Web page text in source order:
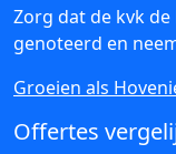
Zorg dat de kvk
genoteerd en
Groeien als
Offertes